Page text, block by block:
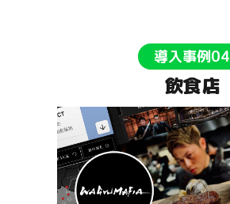
導入事例04
飲食店